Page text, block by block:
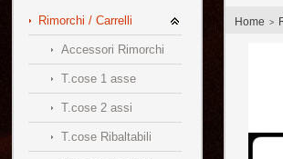
Rimorchi / Carrelli
Accessori Rimorchi
T.cose 1 asse
T.cose 2 assi
T.cose Ribaltabili
Home >